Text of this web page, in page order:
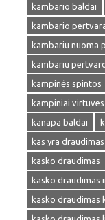
kambario baldai
kambario
kambariu nuoma
kambariu
kampinės spintos
kampiniai
kanapa baldai
kas yra draudimas
kasko draudimas
kasko draudimas
kasko draudimas